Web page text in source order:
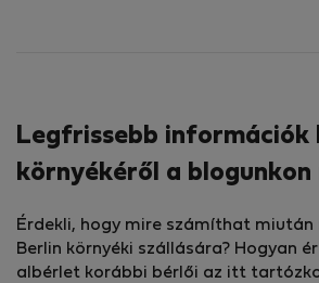
Legfrissebb információk
környékéről a blogunkon
Érdekli, hogy mire számíthat miután
Berlin környéki szállására? Hogyan
albérlet korábbi bérlői az itt